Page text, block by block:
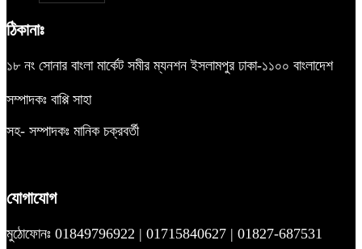
ঠিকানাঃ
১৮ নং সোনার বাংলা মার্কেট সমীর ম্যনশন ইসলামপুর ঢাকা-১১০০ বাংলাদেশ
সম্পাদকঃ বাপ্পি সাহা
সহ- সম্পাদকঃ মানিক চক্রবর্তী
যোগাযোগ
মুঠোফোনঃ 01849796922 | 01715840627 | 01827-687531